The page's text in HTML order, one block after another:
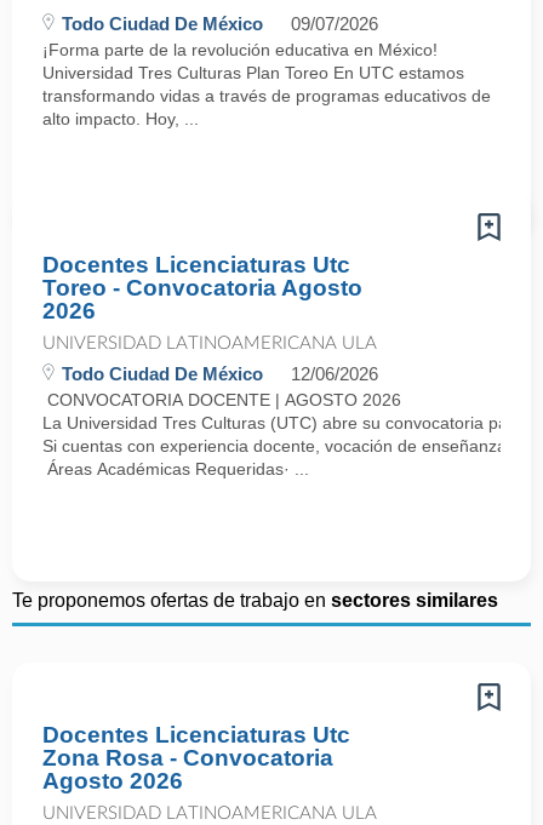
Todo Ciudad De México 09/07/2026
¡Forma parte de la revolución educativa en México!
Universidad Tres Culturas Plan Toreo En UTC estamos
transformando vidas a través de programas educativos de
alto impacto. Hoy, ...
Docentes Licenciaturas Utc
Toreo - Convocatoria Agosto
2026
UNIVERSIDAD LATINOAMERICANA ULA
Todo Ciudad De México 12/06/2026
CONVOCATORIA DOCENTE | AGOSTO 2026
La Universidad Tres Culturas (UTC) abre su convocatoria para
Si cuentas con experiencia docente, vocación de enseñanza y
Áreas Académicas Requeridas· ...
Te proponemos ofertas de trabajo en sectores similares
Docentes Licenciaturas Utc
Zona Rosa - Convocatoria
Agosto 2026
UNIVERSIDAD LATINOAMERICANA ULA